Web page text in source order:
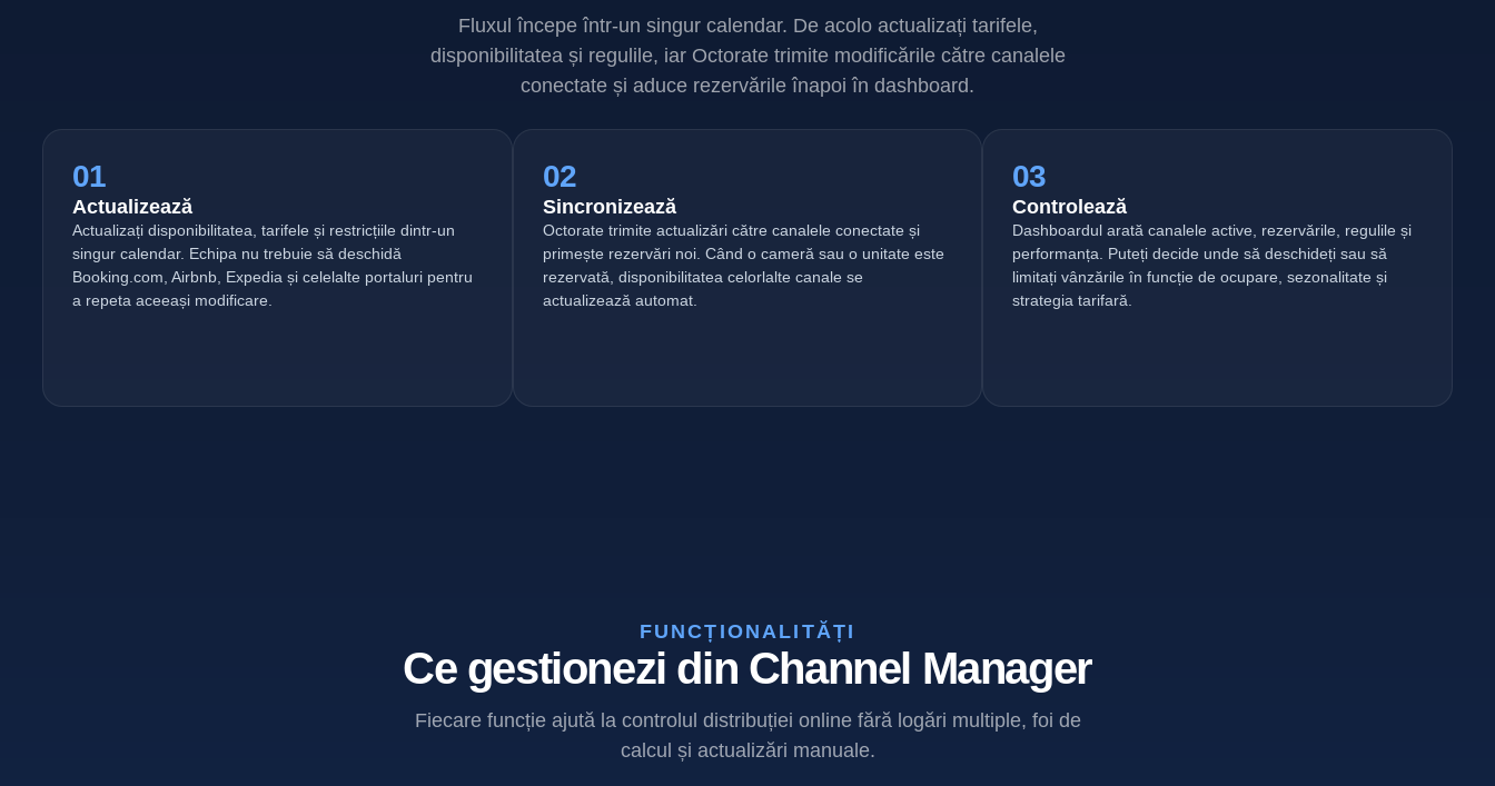
Fluxul începe într-un singur calendar. De acolo actualizați tarifele,
disponibilitatea și regulile, iar Octorate trimite modificările către canalele
conectate și aduce rezervările înapoi în dashboard.
01
Actualizează
Actualizați disponibilitatea, tarifele și restricțiile dintr-un
singur calendar. Echipa nu trebuie să deschidă
Booking.com, Airbnb, Expedia și celelalte portaluri pentru
a repeta aceeași modificare.
02
Sincronizează
Octorate trimite actualizări către canalele conectate și
primește rezervări noi. Când o cameră sau o unitate este
rezervată, disponibilitatea celorlalte canale se
actualizează automat.
03
Controlează
Dashboardul arată canalele active, rezervările, regulile și
performanța. Puteți decide unde să deschideți sau să
limitați vânzările în funcție de ocupare, sezonalitate și
strategia tarifară.
FUNCȚIONALITĂȚI
Ce gestionezi din Channel Manager
Fiecare funcție ajută la controlul distribuției online fără logări multiple, foi de
calcul și actualizări manuale.